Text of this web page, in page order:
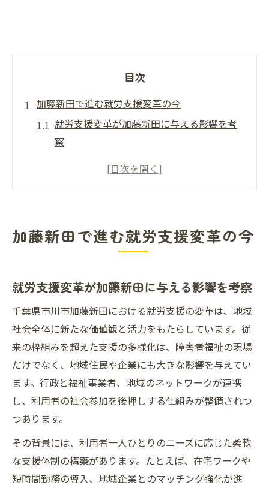
目次
加藤新田で進む就労支援変革の今
就労支援変革が加藤新田に与える影響を考
察
多様な就労支援制度の現状と課題を読み解
地域連携による就労支援強化の動向を探る
就労支援最新動向を市川市から探る
在宅就労支援や口コミ情報の活用方法とは
就労継続支援B型の進化と実際の支援事例
市川市A型事業所の新しい役割と成果に注目
求人やデータ入力など多様な就労支援の紹
介
変革期の就労支援がもたらす実践知
現場の実践から生まれる就労支援の知見と
は
利用者支援で変革を実感する瞬間に迫る
加藤新田で進む就労支援変革の今
就労支援変革が加藤新田に与える影響を考察
千葉県市川市加藤新田における就労支援の変革は、地域
社会全体に新たな価値観と活力をもたらしています。従
来の枠組みを超えた支援の多様化は、障害者福祉の現場
だけでなく、地域住民や企業にも大きな影響を与えてい
ます。行政と福祉事業者、地域のネットワークが連携
し、利用者の社会参加を後押しする仕組みが整備されつ
つあります。
その背景には、利用者一人ひとりのニーズに応じた柔軟
な支援体制の構築があります。たとえば、在宅ワークや
短時間勤務の導入、地域企業とのマッチング強化が進